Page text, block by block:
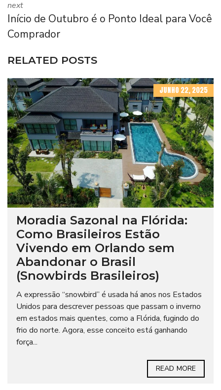
next
Início de Outubro é o Ponto Ideal para Você
Comprador
RELATED POSTS
JUNHO 22, 2025
Moradia Sazonal na Flórida:
Como Brasileiros Estão
Vivendo em Orlando sem
Abandonar o Brasil
(Snowbirds Brasileiros)
A expressão “snowbird” é usada há anos nos Estados
Unidos para descrever pessoas que passam o inverno
em estados mais quentes, como a Flórida, fugindo do
frio do norte. Agora, esse conceito está ganhando
força...
READ MORE